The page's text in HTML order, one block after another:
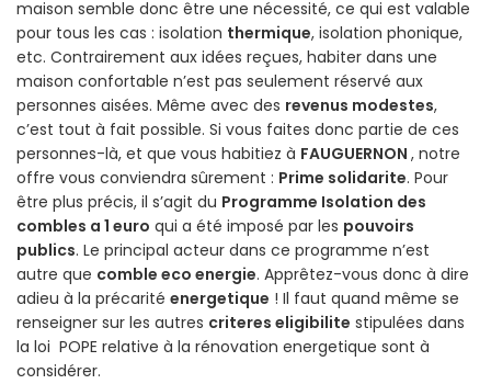
maison semble donc être une nécessité, ce qui est valable
pour tous les cas : isolation thermique, isolation phonique,
etc. Contrairement aux idées reçues, habiter dans une
maison confortable n’est pas seulement réservé aux
personnes aisées. Même avec des revenus modestes,
c’est tout à fait possible. Si vous faites donc partie de ces
personnes-là, et que vous habitiez à FAUGUERNON , notre
offre vous conviendra sûrement : Prime solidarite. Pour
être plus précis, il s’agit du Programme Isolation des
combles a 1 euro qui a été imposé par les pouvoirs
publics. Le principal acteur dans ce programme n’est
autre que comble eco energie. Apprêtez-vous donc à dire
adieu à la précarité energetique ! Il faut quand même se
renseigner sur les autres criteres eligibilite stipulées dans
la loi POPE relative à la rénovation energetique sont à
considérer.